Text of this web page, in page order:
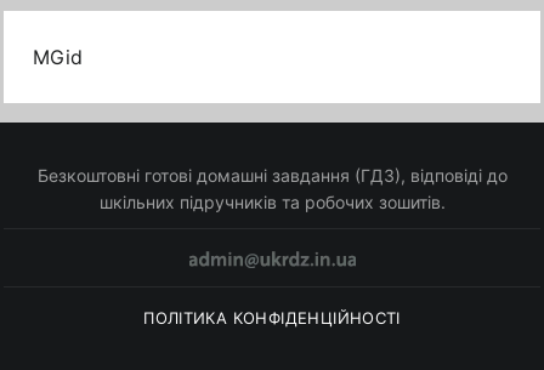
MGid
Безкоштовні готові домашні завдання (ГДЗ), відповіді до
шкільних підручників та робочих зошитів.
ПОЛІТИКА КОНФІДЕНЦІЙНОСТІ